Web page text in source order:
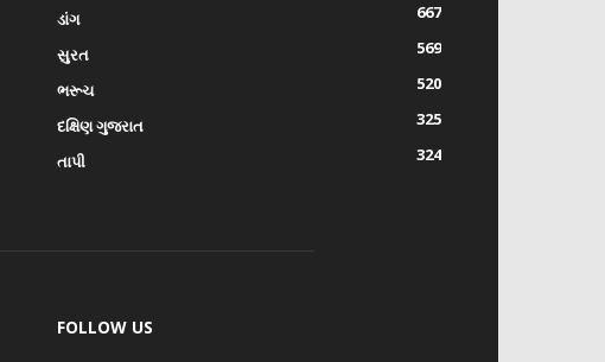
ડાંગ
667
સુરત
569
ભરૂચ
520
દક્ષિણ ગુજરાત
325
તાપી
324
FOLLOW US